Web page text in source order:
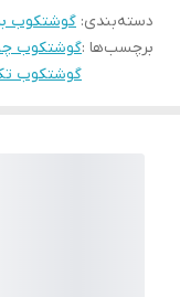
دسته‌بندی: گوشتکوب
برچسب‌ها :گوشتکوب
گوشتکوب